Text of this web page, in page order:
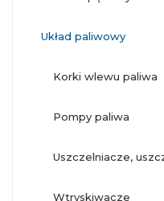
układ paliwowy
korki wlewu paliwa
pompy paliwa
uszczelniacze,
wtryskiwacze